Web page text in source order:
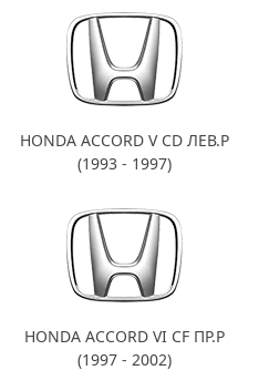
HONDA ACCORD V CD ЛЕВ.Р
(1993 - 1997)
HONDA ACCORD VI CF ПР.Р
(1997 - 2002)